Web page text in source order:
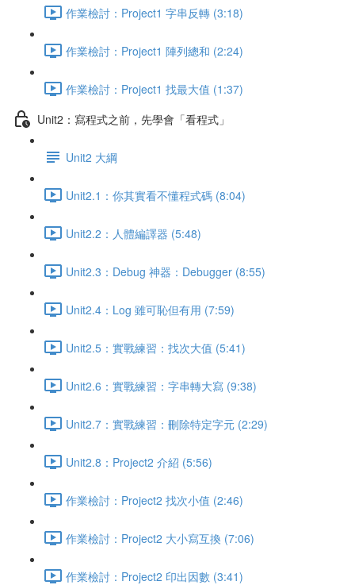
作業檢討：Project1 字串反轉 (3:18)
作業檢討：Project1 陣列總和 (2:24)
作業檢討：Project1 找最大值 (1:37)
Unit2：寫程式之前，先學會「看程式」
Unit2 大綱
Unit2.1：你其實看不懂程式碼 (8:04)
Unit2.2：人體編譯器 (5:48)
Unit2.3：Debug 神器：Debugger (8:55)
Unit2.4：Log 雖可恥但有用 (7:59)
Unit2.5：實戰練習：找次大值 (5:41)
Unit2.6：實戰練習：字串轉大寫 (9:38)
Unit2.7：實戰練習：刪除特定字元 (2:29)
Unit2.8：Project2 介紹 (5:56)
作業檢討：Project2 找次小值 (2:46)
作業檢討：Project2 大小寫互換 (7:06)
作業檢討：Project2 印出因數 (3:41)